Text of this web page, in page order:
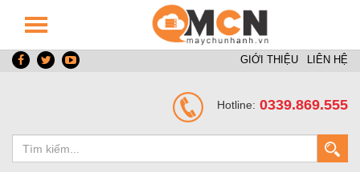
GIỚI THIỆU LIÊN HỆ
Hotline: 0339.869.555